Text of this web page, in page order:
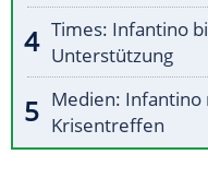
Times: Infantino
Unterstützung
Medien: Infantino
Krisentreffen